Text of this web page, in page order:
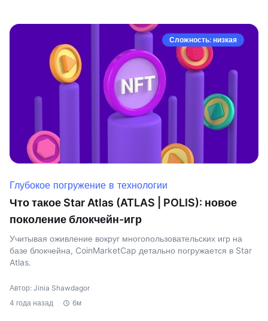
Сложность: низкая
Глубокое погружение в технологии
Что такое Star Atlas (ATLAS | POLIS): новое
поколение блокчейн-игр
Учитывая оживление вокруг многопользовательских игр на
базе блокчейна, CoinMarketCap детально погружается в Star
Atlas.
Автор: Jinia Shawdagor
4 года назад
6м